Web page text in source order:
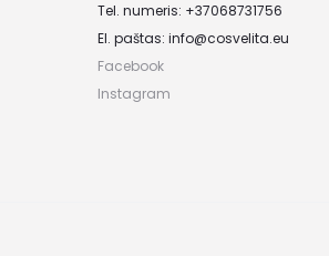
Tel. numeris: +37068731756
El. paštas: info@cosvelita.eu
Facebook
Instagram